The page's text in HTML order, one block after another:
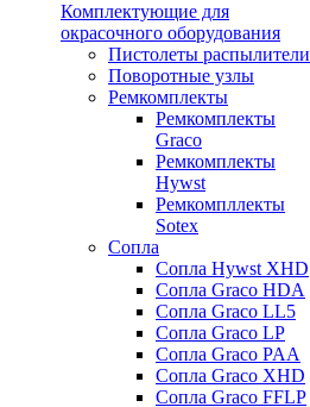
Комплектующие для
окрасочного оборудования
Пистолеты распылители
Поворотные узлы
Ремкомплекты
Ремкомплекты
Graco
Ремкомплекты
Hywst
Ремкомпллекты
Sotex
Сопла
Сопла Hywst XHD
Сопла Graco HDA
Сопла Graco LL5
Сопла Graco LP
Сопла Graco PAA
Сопла Graco XHD
Сопла Graco FFLP